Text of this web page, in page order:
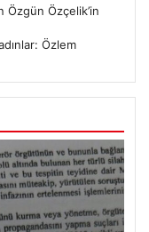
Özgün Özçelik’in
Özlem